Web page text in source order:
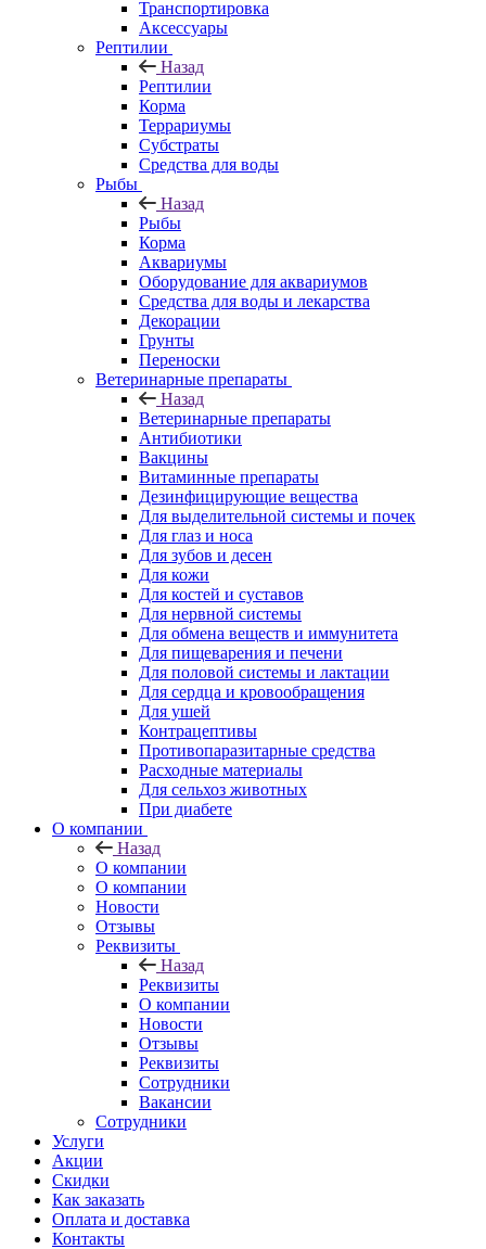
Транспортировка
Аксессуары
Рептилии
Назад
Рептилии
Корма
Террариумы
Субстраты
Средства для воды
Рыбы
Назад
Рыбы
Корма
Аквариумы
Оборудование для аквариумов
Средства для воды и лекарства
Декорации
Грунты
Переноски
Ветеринарные препараты
Назад
Ветеринарные препараты
Антибиотики
Вакцины
Витаминные препараты
Дезинфицирующие вещества
Для выделительной системы и почек
Для глаз и носа
Для зубов и десен
Для кожи
Для костей и суставов
Для нервной системы
Для обмена веществ и иммунитета
Для пищеварения и печени
Для половой системы и лактации
Для сердца и кровообращения
Для ушей
Контрацептивы
Противопаразитарные средства
Расходные материалы
Для сельхоз животных
При диабете
О компании
Назад
О компании
О компании
Новости
Отзывы
Реквизиты
Назад
Реквизиты
О компании
Новости
Отзывы
Реквизиты
Сотрудники
Вакансии
Сотрудники
Услуги
Акции
Скидки
Как заказать
Оплата и доставка
Контакты